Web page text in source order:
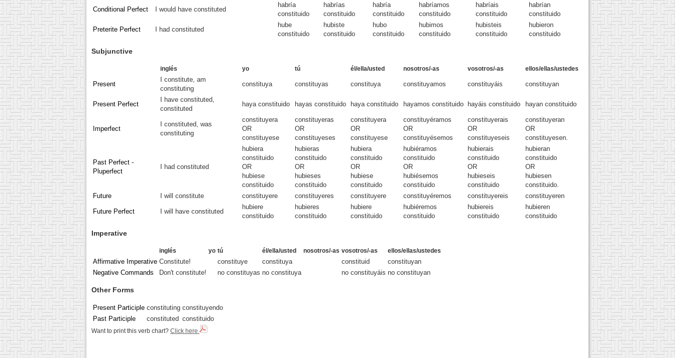
Conditional Perfect I would have constituted
habría
constituido
habrías
constituido
habría
constituido
habríamos
constituido
habríais
constituido
habrían
constituido
Preterite Perfect I had constituted
hube
constituido
hubiste
constituido
hubo
constituido
hubimos
constituido
hubisteis
constituido
hubieron
constituido
Subjunctive
inglés yo tú él/ella/usted nosotros/-as vosotros/-as ellos/ellas/ustedes
Present
I constitute, am
constituting
constituya constituyas constituya constituyamos constituyáis constituyan
Present Perfect
I have constituted,
constituted
haya constituido hayas constituido haya constituido hayamos constituido hayáis constituido hayan constituido
Imperfect
I constituted, was
constituting
constituyera
OR
constituyese
constituyeras
OR
constituyeses
constituyera
OR
constituyese
constituyéramos
OR
constituyésemos
constituyerais
OR
constituyeseis
constituyeran
OR
constituyesen.
Past Perfect -
Pluperfect
I had constituted
hubiera
constituido
OR
hubiese
constituido
hubieras
constituido
OR
hubieses
constituido
hubiera
constituido
OR
hubiese
constituido
hubiéramos
constituido
OR
hubiésemos
constituido
hubierais
constituido
OR
hubieseis
constituido
hubieran
constituido
OR
hubiesen
constituido.
Future
I will constitute constituyere constituyeres constituyere constituyéremos constituyereis constituyeren
Future Perfect I will have constituted
hubiere
constituido
hubieres
constituido
hubiere
constituido
hubiéremos
constituido
hubiereis
constituido
hubieren
constituido
Imperative
inglés yo tú él/ella/usted nosotros/-as vosotros/-as ellos/ellas/ustedes
Affirmative Imperative Constitute! constituye constituya constituid
constituyan
Negative Commands
Don't constitute! no constituyas no constituya no constituyáis no constituyan
Other Forms
Present Participle constituting constituyendo
Past Participle
constituted constituido
Want to print this verb chart? Click here